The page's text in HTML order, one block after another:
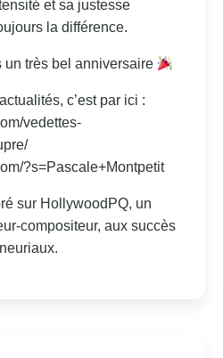
et sa justesse
la différence.
un très bel anniversaire
c’est par ici :
vedettes-
?s=Pascale+Montpetit
sur HollywoodPQ, un
compositeur, aux succès